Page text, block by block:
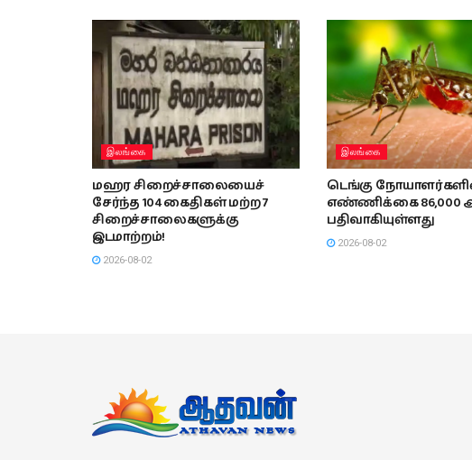
இலங்கை
மஹர சிறைச்சாலையைச்
சேர்ந்த 104 கைதிகள் மற்ற 7
சிறைச்சாலைகளுக்கு
இடமாற்றம்!
2026-08-02
இலங்கை
டெங்கு
எண்ணிக்கை 86,000
பதிவாகியுள்ளது
2026-08-02